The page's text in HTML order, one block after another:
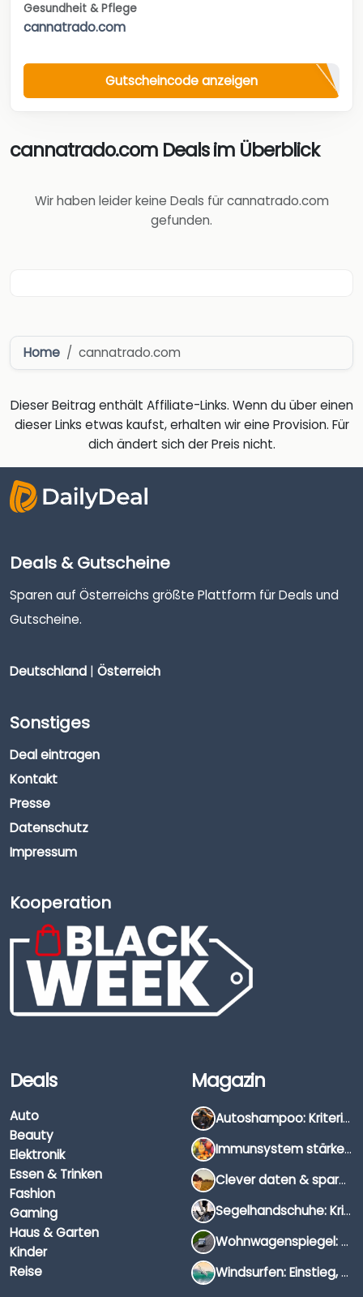
Gesundheit & Pflege
cannatrado.com
Gutscheincode anzeigen
cannatrado.com Deals im Überblick
Wir haben leider keine Deals für cannatrado.com
gefunden.
Home cannatrado.com
Dieser Beitrag enthält Affiliate-Links. Wenn du über einen
dieser Links etwas kaufst, erhalten wir eine Provision. Für
dich ändert sich der Preis nicht.
Deals & Gutscheine
Sparen auf Österreichs größte Plattform für Deals und
Gutscheine.
Deutschland | Österreich
Sonstiges
Deal eintragen
Kontakt
Presse
Datenschutz
Impressum
Kooperation
Deals
Auto
Beauty
Elektronik
Essen & Trinken
Fashion
Gaming
Haus & Garten
Kinder
Reise
Magazin
Autoshampoo: Kriterien, Unterschiede & Anwendung
Immunsystem stärken: Hausmittel, Vitamine & Wissenswertes
Clever daten & sparen: So findest du die besten Deals für Dates und Unternehmungen
Segelhandschuhe: Kriterien, Materialien & Tipps
Wohnwagenspiegel: Auswahl, Preise & Montage
Windsurfen: Einstieg, Ausrüstung & Tipps